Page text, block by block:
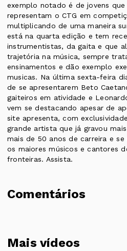
Mais vídeos
exemplo notado é de jovens
representam o CTG em
multiplicando de uma maneira
está na quarta edição e tem
instrumentistas, da gaita e que
trajetória na música, sempre
ensinamentos e dão exemplo
musicas. Na última sexta-feira
de se apresentarem Beto
gaiteiros em atividade e
vem se destacando apesar de
site apresenta, com
grande artista que já gravou
mais de 50 anos de carreira e
os maiores músicos e cantores
fronteiras. Assista.
Comentários